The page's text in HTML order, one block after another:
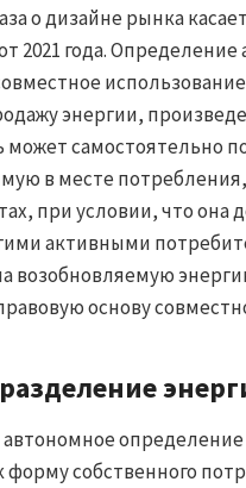
о дизайне рынка
2021 года.
энергии,
самостоятельно
в месте
при условии, что она
активными
возобновляемую
основу
форму собственного